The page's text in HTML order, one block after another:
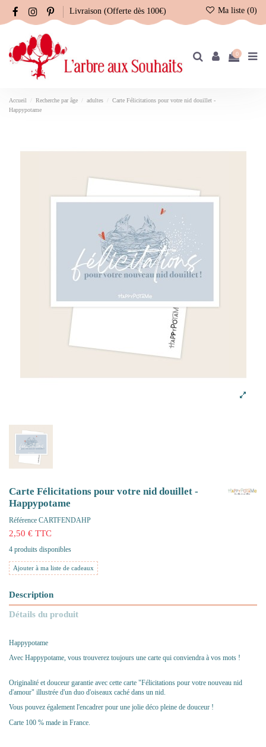
Livraison (Offerte dès 100€) Ma liste (0)
0
Accueil Recherche par âge adultes
Carte Félicitations pour votre nid douillet -
Happypotame
Carte Félicitations pour votre nid douillet -
Happypotame
Référence CARTFENDAHP
2,50 € TTC
4 produits disponibles
Ajouter à ma liste de cadeaux
Description
Détails du produit
Happypotame
Avec Happypotame, vous trouverez toujours une carte qui conviendra à vos mots !
Originalité et douceur garantie avec cette carte "Félicitations pour votre nouveau nid
d'amour" illustrée d'un duo d'oiseaux caché dans un nid.
Vous pouvez également l'encadrer pour une jolie déco pleine de douceur !
Carte 100 % made in France.